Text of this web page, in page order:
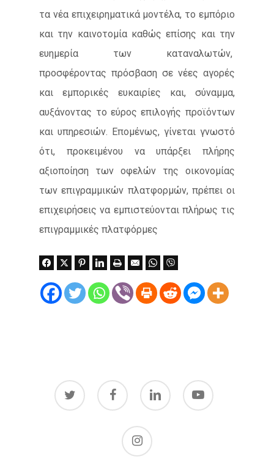
τα νέα επιχειρηματικά μοντέλα, το εμπόριο
και την καινοτομία καθώς επίσης και την
ευημερία των καταναλωτών,
προσφέροντας πρόσβαση σε νέες αγορές
και εμπορικές ευκαιρίες και, σύναμμα,
αυξάνοντας το εύρος επιλογής προϊόντων
και υπηρεσιών. Επομένως, γίνεται γνωστό
ότι, προκειμένου να υπάρξει πλήρης
αξιοποίηση των οφελών της οικονομίας
των επιγραμμικών πλατφορμών, πρέπει οι
επιχειρήσεις να εμπιστεύονται πλήρως τις
επιγραμμικές πλατφόρμες
twitter facebook linkedin youtube
instagram